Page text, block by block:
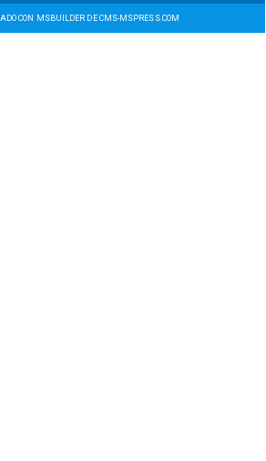
CON MSBUILDER DE CMS-MSPRESS.COM